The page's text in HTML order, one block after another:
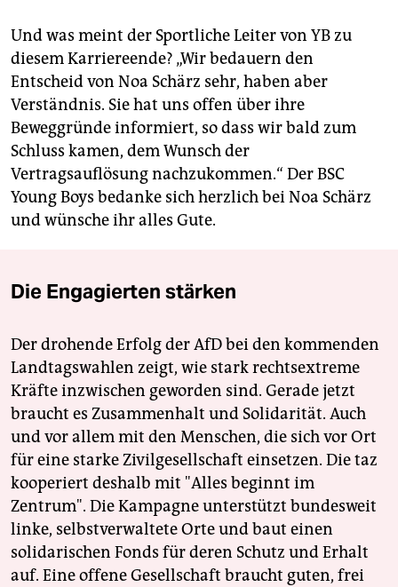
Und was meint der Sportliche Leiter von YB zu
diesem Karriereende? „Wir bedauern den
Entscheid von Noa Schärz sehr, haben aber
Verständnis. Sie hat uns offen über ihre
Beweggründe informiert, so dass wir bald zum
Schluss kamen, dem Wunsch der
Vertragsauflösung nachzukommen.“ Der BSC
Young Boys bedanke sich herzlich bei Noa Schärz
und wünsche ihr alles Gute.
Die Engagierten stärken
Der drohende Erfolg der AfD bei den kommenden
Landtagswahlen zeigt, wie stark rechtsextreme
Kräfte inzwischen geworden sind. Gerade jetzt
braucht es Zusammenhalt und Solidarität. Auch
und vor allem mit den Menschen, die sich vor Ort
für eine starke Zivilgesellschaft einsetzen. Die taz
kooperiert deshalb mit "Alles beginnt im
Zentrum". Die Kampagne unterstützt bundesweit
linke, selbstverwaltete Orte und baut einen
solidarischen Fonds für deren Schutz und Erhalt
auf. Eine offene Gesellschaft braucht guten, frei